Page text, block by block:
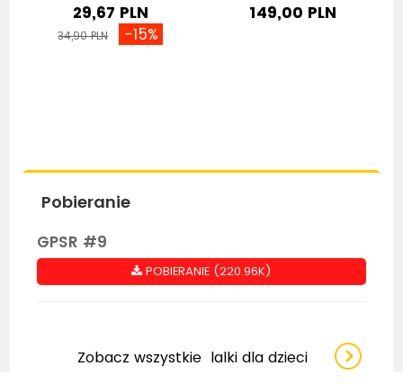
29,67 PLN
34,90 PLN -15%
149,00 PLN
Pobieranie
GPSR #9
POBIERANIE (220.96K)
Zobacz wszystkie lalki dla dzieci